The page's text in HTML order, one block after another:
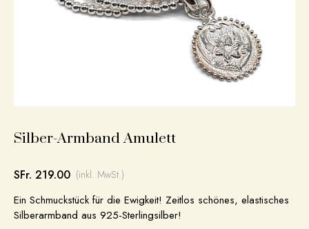
Silber-Armband Amulett
SFr. 219.00 (inkl. MwSt.)
Ein Schmuckstück für die Ewigkeit! Zeitlos schönes, elastisches
Silberarmband aus 925-Sterlingsilber!